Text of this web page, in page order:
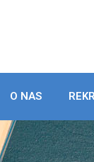
O NAS